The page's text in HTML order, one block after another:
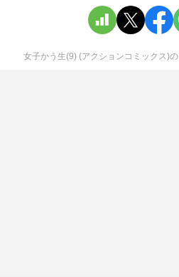
女子かう生(9) (アクションコミックス)の